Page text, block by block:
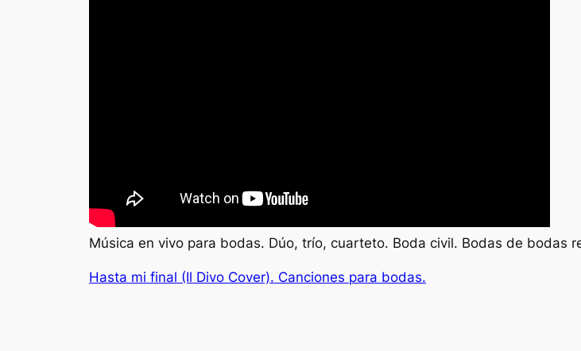
Música en vivo para bodas. Dúo, trío, cuarteto. Boda civil. Bodas de bodas
Hasta mi final (Il Divo Cover). Canciones para bodas.